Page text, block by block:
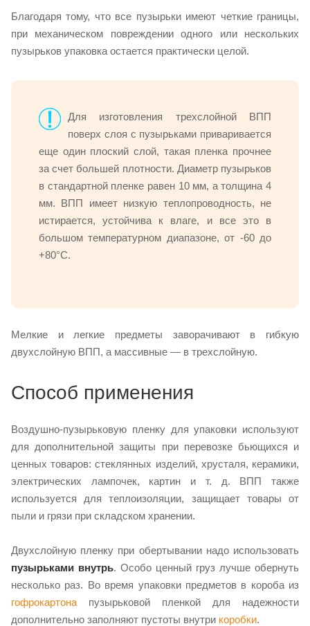
Благодаря тому, что все пузырьки имеют четкие границы,
при механическом повреждении одного или нескольких
пузырьков упаковка остается практически целой.
Для изготовления трехслойной ВПП
поверх слоя с пузырьками приваривается
еще один плоский слой, такая пленка прочнее
за счет большей плотности. Диаметр пузырьков
в стандартной пленке равен 10 мм, а толщина 4
мм. ВПП имеет низкую теплопроводность, не
истирается, устойчива к влаге, и все это в
большом температурном диапазоне, от -60 до
+80°С.
Мелкие и легкие предметы заворачивают в гибкую
двухслойную ВПП, а массивные — в трехслойную.
Способ применения
Воздушно-пузырьковую пленку для упаковки используют
для дополнительной защиты при перевозке бьющихся и
ценных товаров: стеклянных изделий, хрусталя, керамики,
электрических лампочек, картин и т. д. ВПП также
используется для теплоизоляции, защищает товары от
пыли и грязи при складском хранении.
Двухслойную пленку при обертывании надо использовать
пузырьками внутрь. Особо ценный груз лучше обернуть
несколько раз. Во время упаковки предметов в короба из
гофрокартона пузырьковой пленкой для надежности
дополнительно заполняют пустоты внутри коробки.